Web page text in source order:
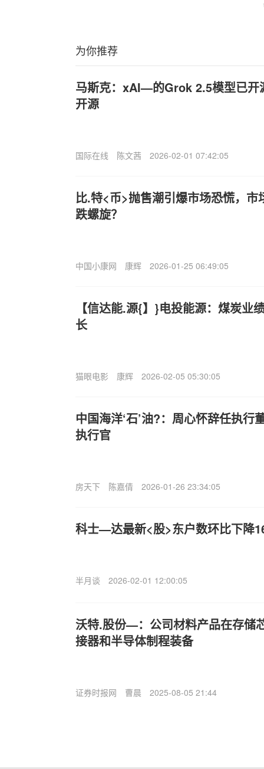
为你推荐
马斯克：xAI—的Grok 2.5模型已开
开源
国际在线 陈文茜 2026-02-01 07:42:05
比.特<币>抛售潮引爆市场恐慌，市
跌螺旋？
中国小康网 康辉 2026-01-25 06:49:05
【信达能.源{】}电投能源：煤炭业
长
猫眼电影 康辉 2026-02-05 05:30:05
中国海洋‘石’油?：周心怀辞任执行
执行官
房天下 陈嘉倩 2026-01-26 23:34:05
科士—达最新<股>东户数环比下降
半月谈 2026-02-01 12:00:05
沃特.股份—：公司材料产品在存储
接器和半导体制程装备
证券时报网 曹晨 2025-08-05 21:44